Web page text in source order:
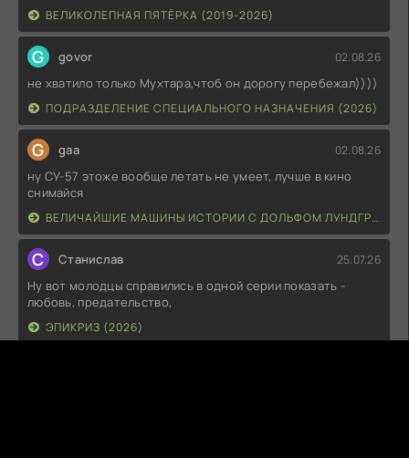
ВЕЛИКОЛЕПНАЯ ПЯТЁРКА (2019-2026)
G govor 02.08.26
не хватило только Мухтара,чтоб он дорогу перебежал))))
ПОДРАЗДЕЛЕНИЕ СПЕЦИАЛЬНОГО НАЗНАЧЕНИЯ (2026)
G gaa 02.08.26
ну СУ-57 этоже вообще летать не умеет, лучше в кино
снимайся
ВЕЛИЧАЙШИЕ МАШИНЫ ИСТОРИИ С ДОЛЬФОМ ЛУНДГРЕНОМ (2026)
С Станислав 25.07.26
Ну вот молодцы справились в одной серии показать -
любовь, предательство,
ЭПИКРИЗ (2026)